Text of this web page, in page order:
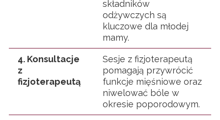
składników
odżywczych są
kluczowe dla młodej
mamy.
4. Konsultacje
z
fizjoterapeutą
Sesje z fizjoterapeutą
pomagają przywrócić
funkcje mięśniowe oraz
niwelować bóle w
okresie poporodowym.